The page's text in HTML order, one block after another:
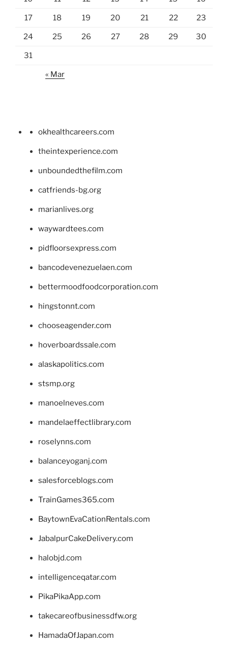
17 18 19 20 21 22 23
24 25 26 27 28 29 30
31
« Mar
okhealthcareers.com
theintexperience.com
unboundedthefilm.com
catfriends-bg.org
marianlives.org
waywardtees.com
pidfloorsexpress.com
bancodevenezuelaen.com
bettermoodfoodcorporation.com
hingstonnt.com
chooseagender.com
hoverboardssale.com
alaskapolitics.com
stsmp.org
manoelneves.com
mandelaeffectlibrary.com
roselynns.com
balanceyoganj.com
salesforceblogs.com
TrainGames365.com
BaytownEvaCationRentals.com
JabalpurCakeDelivery.com
halobjd.com
intelligenceqatar.com
PikaPikaApp.com
takecareofbusinessdfw.org
HamadaOfJapan.com